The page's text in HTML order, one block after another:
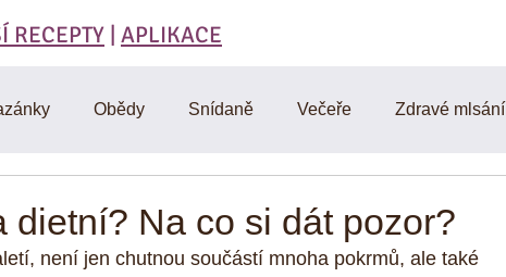
RECEPTY | APLIKACE
Obědy Snídaně Večeře Zdravé mlsání
dietní? Na co si dát pozor?
není jen chutnou součástí mnoha pokrmů, ale také